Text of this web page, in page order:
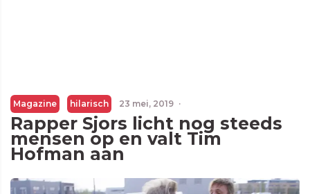
Magazine hilarisch 23 mei, 2019 ·
Rapper Sjors licht nog steeds
mensen op en valt Tim
Hofman aan